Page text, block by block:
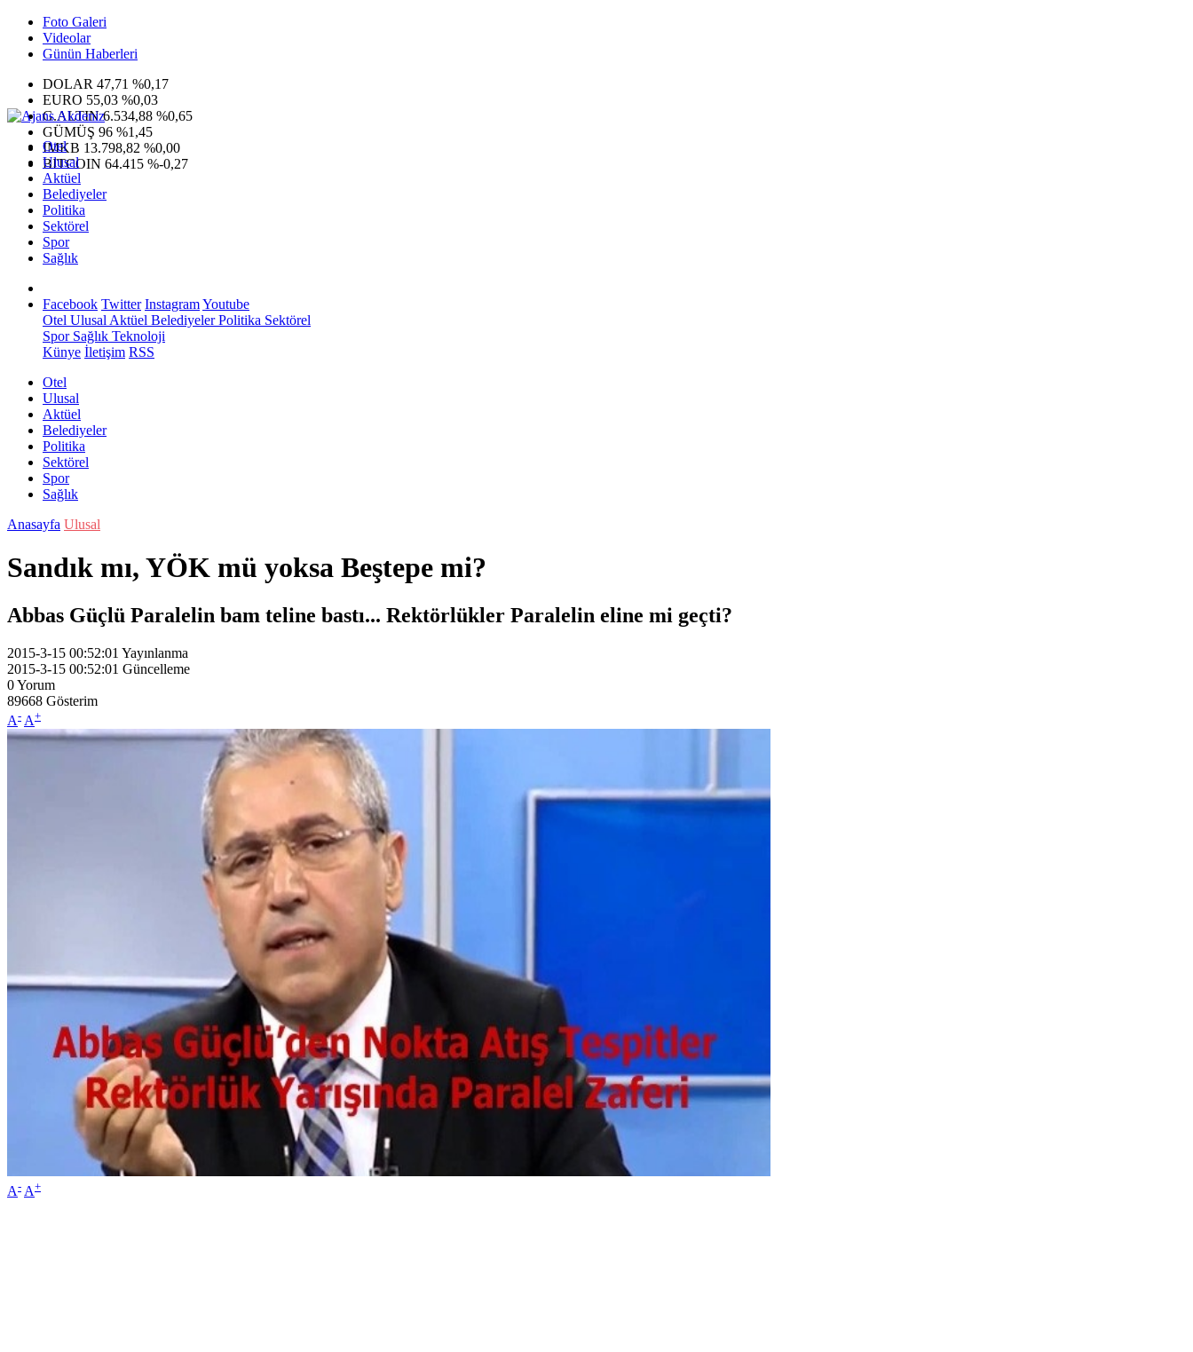
Foto Galeri
Videolar
Günün Haberleri
DOLAR 47,71 %0,17
EURO 55,03 %0,03
G.ALTIN6.534,88 %0,65
GÜMÜŞ 96 %1,45
IMKB 13.798,82 %0,00
BITCOIN 64.415 %-0,27
Otel
Ulusal
Aktüel
Belediyeler
Politika
Sektörel
Spor
Sağlık
Facebook Twitter InstagramYoutube
Otel Ulusal Aktüel BelediyelerPolitika Sektörel
SporSağlık Teknoloji
Künye İletişim RSS
Otel
Ulusal
Aktüel
Belediyeler
Politika
Sektörel
Spor
Sağlık
Anasayfa Ulusal
Sandık mı, YÖK mü yoksa Beştepe mi?
Abbas Güçlü Paralelin bam teline bastı... Rektörlükler Paralelin eline mi geçti?
2015-3-15 00:52:01 Yayınlanma
2015-3-15 00:52:01 Güncelleme
0Yorum
89668 Gösterim
A- A+
A- A+